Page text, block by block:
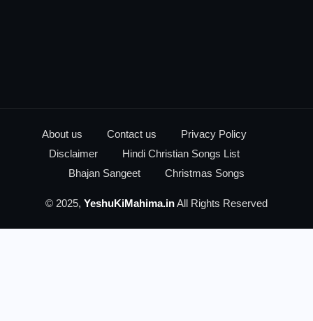
About us Contact us
Privacy Policy
Disclaimer
Hindi Christian Songs List
Bhajan Sangeet
Christmas Songs
© 2025, YeshuKiMahima.inAll Rights Reserved